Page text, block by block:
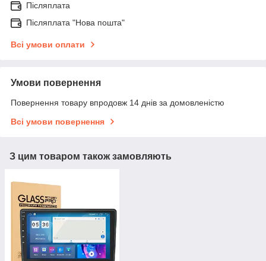
Післяплата
Післяплата "Нова пошта"
Всі умови оплати
Умови повернення
Повернення товару впродовж 14 днів за домовленістю
Всі умови повернення
З цим товаром також замовляють